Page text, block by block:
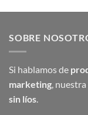
SOBRE
Si hablamos de
marketing,
sin líos.